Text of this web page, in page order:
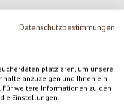
Datenschutzbestimmungen
platzieren, um unsere
anzuzeigen und Ihnen ein
weitere Informationen zu den
Einstellungen.
von 5 Sternen
mit anderen Kunden.